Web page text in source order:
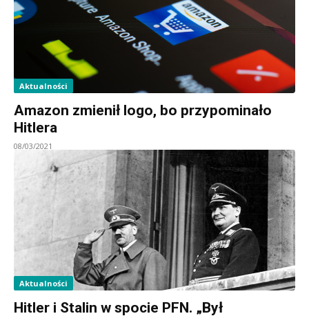
Aktualności
Amazon zmienił logo, bo przypominało
Hitlera
08/03/2021
Aktualności
Hitler i Stalin w spocie PFN. „Był